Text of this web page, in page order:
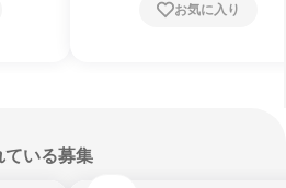
お気に入り
ている募集